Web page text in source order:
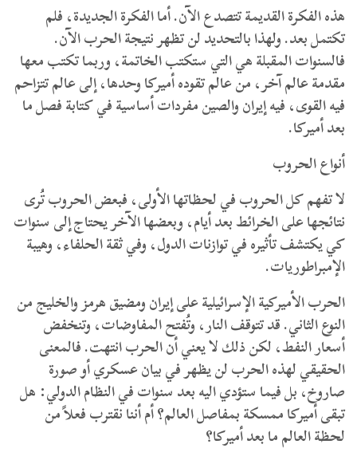
هذه الفكرة القديمة تتصدع الآن. أما الفكرة الجديدة، فلم
تكتمل بعد. ولهذا بالتحديد لن تظهر نتيجة الحرب الآن.
فالسنوات المقبلة هي التي ستكتب الخاتمة، وربما تكتب معها
مقدمة عالم آخر، من عالم تقوده أميركا وحدها، إلى عالم تتزاحم
فيه القوى، فيه إيران والصين مفردات أساسية في كتابة فصل ما
بعد أميركا.
أنواع الحروب
لا تفهم كل الحروب في لحظاتها الأولى، فبعض الحروب تُرى
نتائجها على الخرائط بعد أيام، وبعضها الآخر يحتاج إلى سنوات
كي يكتشف تأثيره في توازنات الدول، وفي ثقة الحلفاء، وهيبة
الإمبراطوريات.
الحرب الأميركية الإسرائيلية على إيران ومضيق هرمز والخليج من
النوع الثاني. قد تتوقف النار، وتُفتح المفاوضات، وتنخفض
أسعار النفط، لكن ذلك لا يعني أن الحرب انتهت. فالمعنى
الحقيقي لهذه الحرب لن يظهر في بيان عسكري أو صورة
صاروخ، بل فيما ستؤدي اليه بعد سنوات في النظام الدولي: هل
تبقى أميركا ممسكة بمفاصل العالم؟ أم أننا نقترب فعلاً من
لحظة العالم ما بعد أميركا؟